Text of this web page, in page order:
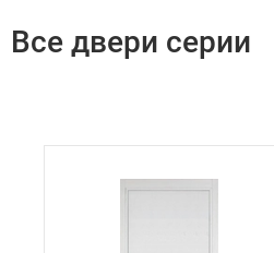
Все двери серии